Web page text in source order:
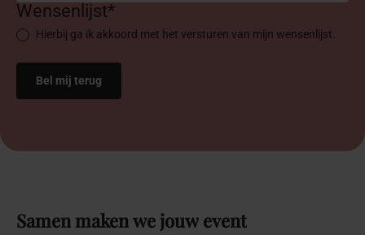
Wensenlijst*
Hierbij ga ik akkoord met het versturen van mijn wensenlijst.
Samen makenwejouw event